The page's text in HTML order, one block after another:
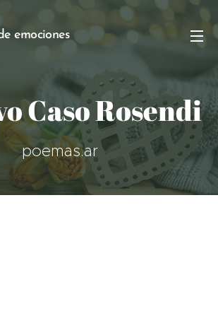
emociones
Caso Rosendi
poemas.ar